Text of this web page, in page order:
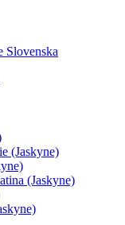
Slovenska
(Jaskyne)
(Jaskyne)